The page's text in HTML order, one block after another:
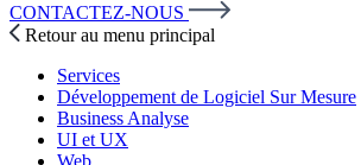
CONTACTEZ-NOUS
Retour au menu principal
Services
Développement de Logiciel Sur Mesure
Business Analyse
UI et UX
Web